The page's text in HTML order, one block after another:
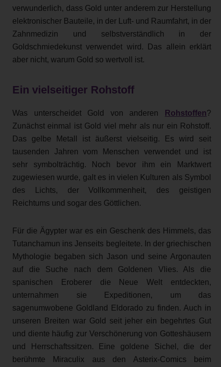
verwunderlich, dass Gold unter anderem zur Herstellung
elektronischer Bauteile, in der Luft- und Raumfahrt, in der
Zahnmedizin und selbstverständlich in der
Goldschmiedekunst verwendet wird. Das allein erklärt
aber nicht, warum Gold so wertvoll ist.
Ein vielseitiger Rohstoff
Was unterscheidet Gold von anderen Rohstoffen?
Zunächst einmal ist Gold viel mehr als nur ein Rohstoff.
Das gelbe Metall ist äußerst vielseitig. Es wird seit
tausenden Jahren vom Menschen verwendet und ist
sehr symbolträchtig. Noch bevor ihm ein Marktwert
zugewiesen wurde, galt es in vielen Kulturen als Symbol
des Lichts, der Vollkommenheit, des geistigen
Reichtums und sogar des Göttlichen.
Für die Ägypter war es ein Geschenk des Himmels, das
Tutanchamun ins Jenseits begleitete. In der griechischen
Mythologie begaben sich Jason und seine Argonauten
auf die Suche nach dem Goldenen Vlies. Als die
spanischen Eroberer die Neue Welt entdeckten,
unternahmen sie Expeditionen, um das
sagenumwobene Goldland Eldorado zu finden. Auch in
unseren Breiten war Gold seit jeher ein begehrtes Gut
und diente häufig zur Verschönerung von Gotteshäusern
und Herrschaftssitzen. Eine goldene Sichel, die der
berühmte Miraculix aus den Asterix-Comics beim